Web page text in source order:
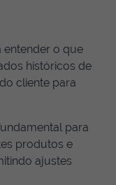
entender o que
históricos de
cliente para
para
produtos e
ajustes